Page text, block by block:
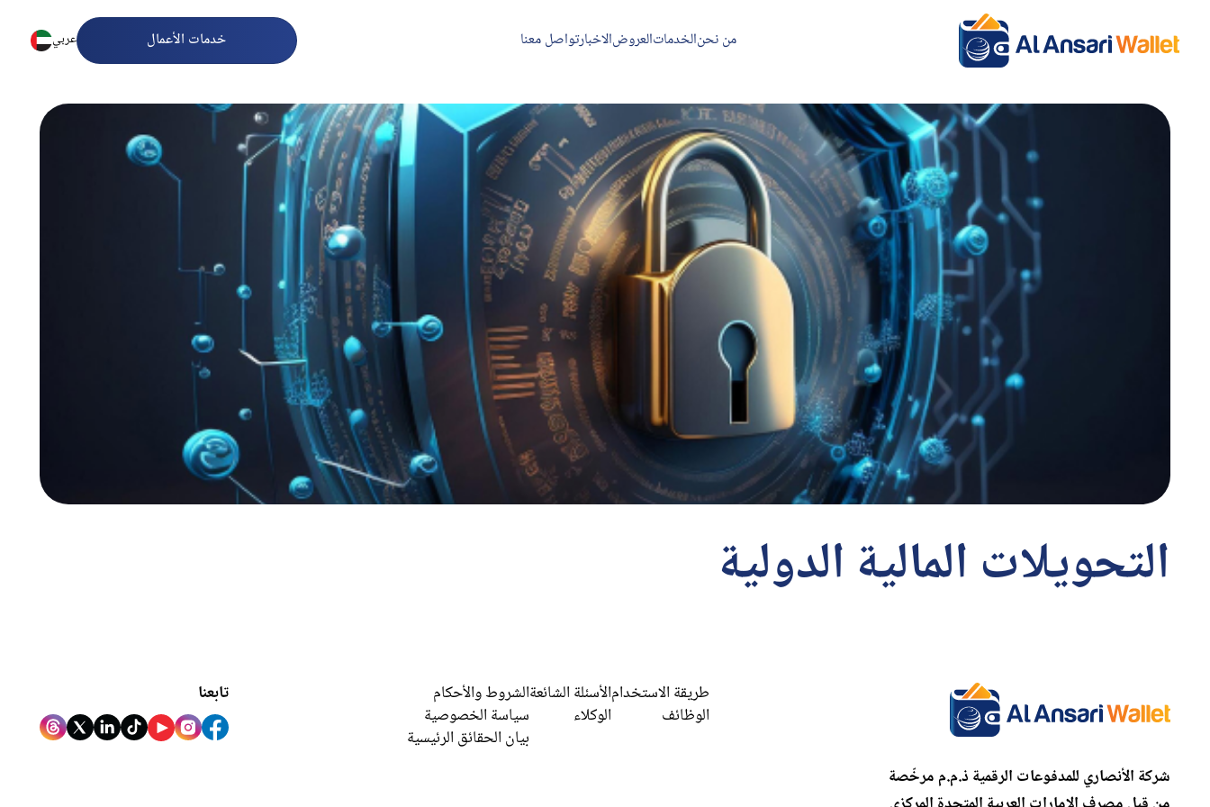
من نحنالخدماتالعروضالاخبارتواصل معنا خدمات الأعمال عربي
التحويلات المالية الدولية
شركة الأنصاري للمدفوعات الرقمية ذ.م.م مرخّصة
طريقة الاستخدام
الوظائف
الأسئلة الشائعة
الوكلاء
الشروط والأحكام
سياسة الخصوصية
بيان الحقائق الرئيسية
تابعنا